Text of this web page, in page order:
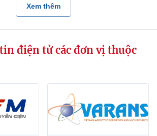
Xem thêm
điện tử các đơn vị thuộc